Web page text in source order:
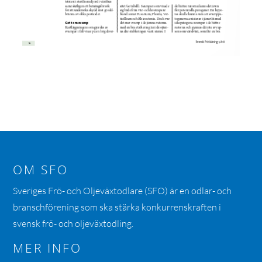
OM SFO
Sveriges Frö- och Oljeväxtodlare (SFO) är en odlar- och
branschförening som ska stärka konkurrenskraften i
svensk frö- och oljeväxtodling.
MER INFO